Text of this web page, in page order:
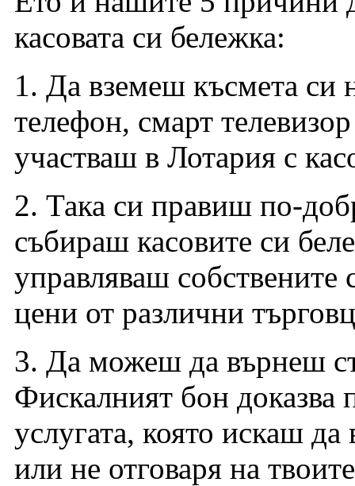
касовата си бележка:
1. Да вземеш късмета си
телефон, смарт
участваш в Лотария с
2. Така си правиш по-
събираш касовите си
управляваш собствените
цени от различни
3. Да можеш да върнеш
Фискалният бон доказва
услугата, която искаш
или не отговаря на